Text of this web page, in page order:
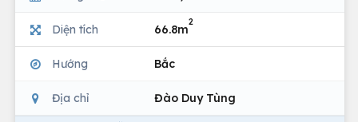
Diện tích 66.8m
2
Hướng Bắc
Địa chỉ Đào Duy Tùng